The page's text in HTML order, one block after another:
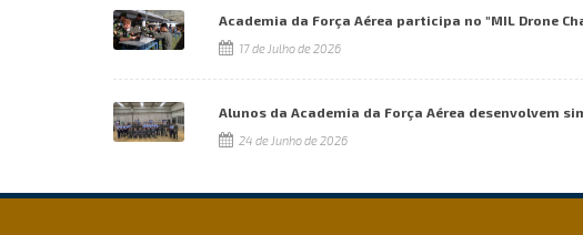
Academia da Força Aérea participa no "MIL Drone
17 de Julho de 2026
Alunos da Academia da Força Aérea desenvolvem
24 de Junho de 2026